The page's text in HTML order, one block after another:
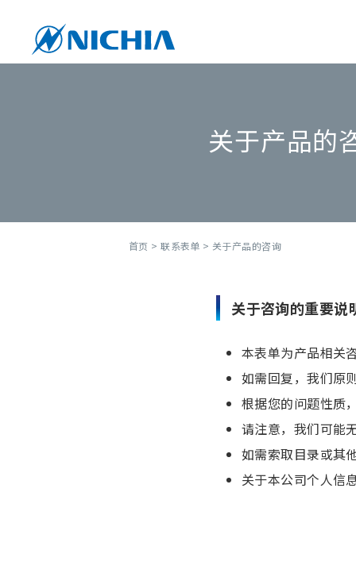
关于产品的
首页 >联系表单 > 关于产品的咨询
关于咨询的重要说
本表单为产品相关
如需回复，我们原
根据您的问题性质
请注意，我们可能
如需索取目录或其
关于本公司个人信